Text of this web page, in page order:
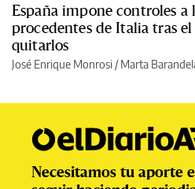
España impone controles a
procedentes de Italia tras
quitarlos
José Enrique Monrosi / Marta
Necesitamos tu aporte